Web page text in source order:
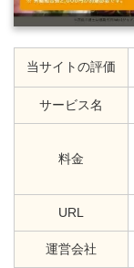
当サイトの評価
サービス名
料金
URL
運営会社